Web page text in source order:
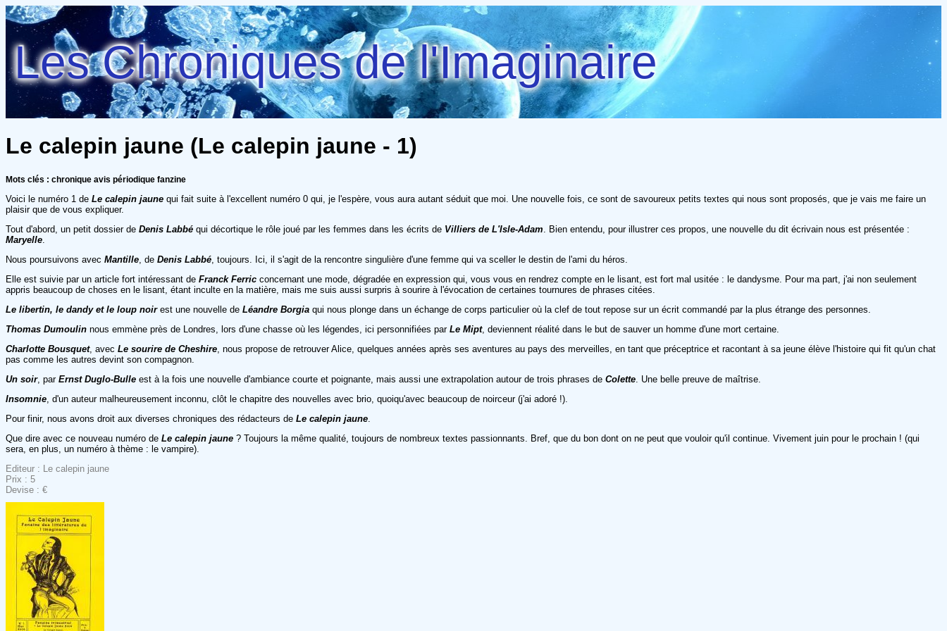
Les Chroniques de l'Imaginaire
Le calepin jaune (Le calepin jaune - 1)
Mots clés : chronique avis périodique fanzine
Voici le numéro 1 de Le calepin jaune qui fait suite à l'excellent numéro 0 qui, je l'espère, vous aura autant séduit que moi. Une nouvelle fois, ce sont de savoureux petits textes qui nous sont proposés, que je vais me faire un
plaisir que de vous expliquer.
Tout d'abord, un petit dossier de Denis Labbé qui décortique le rôle joué par les femmes dans les écrits de Villiers de L'Isle-Adam . Bien entendu, pour illustrer ces propos, une nouvelle du dit écrivain nous est présentée :
Maryelle
Nous poursuivons avec Mantille , de Denis Labbé , toujours. Ici, il s'agit de la rencontre singulière d'une femme qui va sceller le destin de l'ami du héros.
Elle est suivie par un article fort intéressant de Franck Ferric concernant une mode, dégradée en expression qui, vous vous en rendrez compte en le lisant, est fort mal usitée : le dandysme. Pour ma part, j'ai non seulement
appris beaucoup de choses en le lisant, étant inculte en la matière, mais me suis aussi surpris à sourire à l'évocation de certaines tournures de phrases citées.
Le libertin, le dandy et le loup noirest une nouvelle de Léandre Borgia qui nous plonge dans un échange de corps particulier où la clef de tout repose sur un écrit commandé par la plus étrange des personnes.
Thomas Dumoulin nous emmène près de Londres, lors d'une chasse où les légendes, ici personnifiées par Le Mipt, deviennent réalité dans le but de sauver un homme d'une mort certaine.
Charlotte Bousquet, avec Le sourire de Cheshire , nous propose de retrouver Alice, quelques années après ses aventures au pays des merveilles, en tant que préceptrice et racontant à sa jeune élève l'histoire qui fit qu'un chat
pas comme les autres devint son compagnon.
Un soir, par Ernst Duglo-Bulle est à la fois une nouvelle d'ambiance courte et poignante, mais aussi une extrapolation autour de trois phrases de Colette . Une belle preuve de maîtrise.
Insomnie , d'un auteur malheureusement inconnu, clôt le chapitre des nouvelles avec brio, quoiqu'avec beaucoup de noirceur (j'ai adoré !).
Pour finir, nous avons droit aux diverses chroniques des rédacteurs de Le calepin jaune
Que dire avec ce nouveau numéro de Le calepin jaune ? Toujours la même qualité, toujours de nombreux textes passionnants. Bref, que du bon dont on ne peut que vouloir qu'il continue. Vivement juin pour le prochain ! (qui
sera, en plus, un numéro à thème : le vampire).
Editeur : Le calepin jaune
Prix : 5
Devise : €